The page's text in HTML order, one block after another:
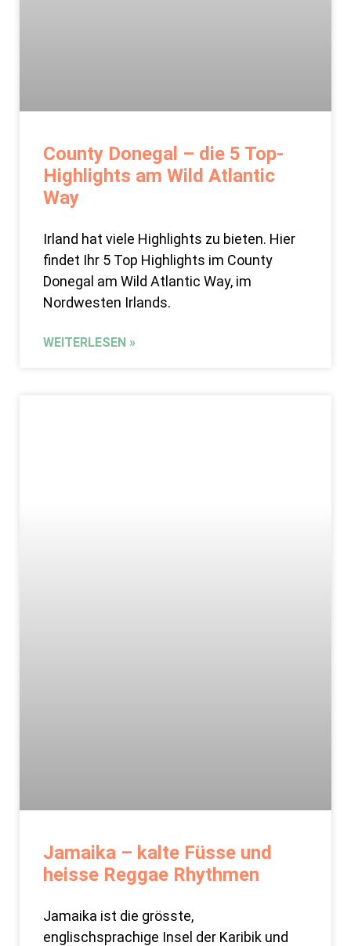
County Donegal – die 5 Top-
Highlights am Wild Atlantic
Way
Irland hat viele Highlights zu bieten. Hier
findet Ihr 5 Top Highlights im County
Donegal am Wild Atlantic Way, im
Nordwesten Irlands.
WEITERLESEN »
Jamaika – kalte Füsse und
heisse Reggae Rhythmen
Jamaika ist die grösste,
englischsprachige Insel der Karibik und